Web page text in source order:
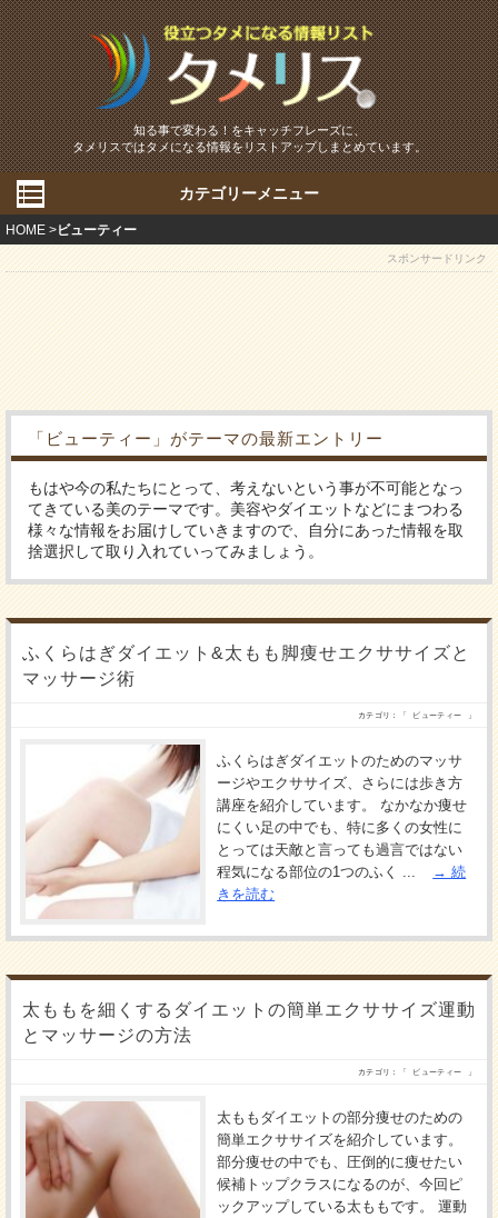
知る事で変わる！をキャッチフレーズに、
タメリスではタメになる情報をリストアップしまとめています。
カテゴリーメニュー
HOME ビューティー
スポンサードリンク
「ビューティー」がテーマの最新エントリー
もはや今の私たちにとって、考えないという事が不可能となっ
てきている美のテーマです。美容やダイエットなどにまつわる
様々な情報をお届けしていきますので、自分にあった情報を取
捨選択して取り入れていってみましょう。
ふくらはぎダイエット&太もも脚痩せエクササイズと
マッサージ術
カテゴリ：「 ビューティー 」
ふくらはぎダイエットのためのマッサ
ージやエクササイズ、さらには歩き方
講座を紹介しています。 なかなか痩せ
にくい足の中でも、特に多くの女性に
とっては天敵と言っても過言ではない
程気になる部位の1つのふく ...
続
きを読む
太ももを細くするダイエットの簡単エクササイズ運動
とマッサージの方法
カテゴリ：「 ビューティー 」
太ももダイエットの部分痩せのための
簡単エクササイズを紹介しています。
部分痩せの中でも、圧倒的に痩せたい
候補トップクラスになるのが、今回ピ
ックアップしている太ももです。 運動